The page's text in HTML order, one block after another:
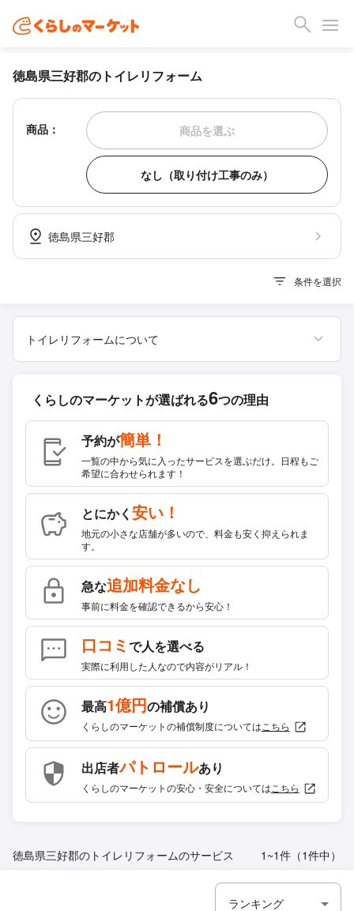
徳島県三好郡のトイレリフォーム
商品： 商品を選ぶ
なし（取り付け工事のみ）
徳島県三好郡
条件を選択
トイレリフォームについて
くらしのマーケットが選ばれる6つの理由
予約が簡単！
一覧の中から気に入ったサービスを選ぶだけ。日程もご
希望に合わせられます！
とにかく 安い！
地元の小さな店舗が多いので、料金も安く抑えられま
す。
急な追加料金なし
事前に料金を確認できるから安心！
口コミで人を選べる
実際に利用した人なので内容がリアル！
最高1億円の補償あり
くらしのマーケットの補償制度については こちら
出店者パトロールあり
くらしのマーケットの安心・安全については こちら
徳島県三好郡のトイレリフォームのサービス 1~1件（1件中）